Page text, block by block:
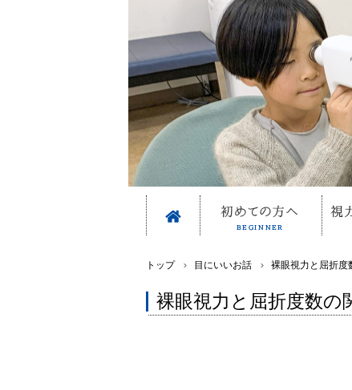
トップ 目にいいお話 裸眼視力と屈折度
裸眼視力と屈折度数の